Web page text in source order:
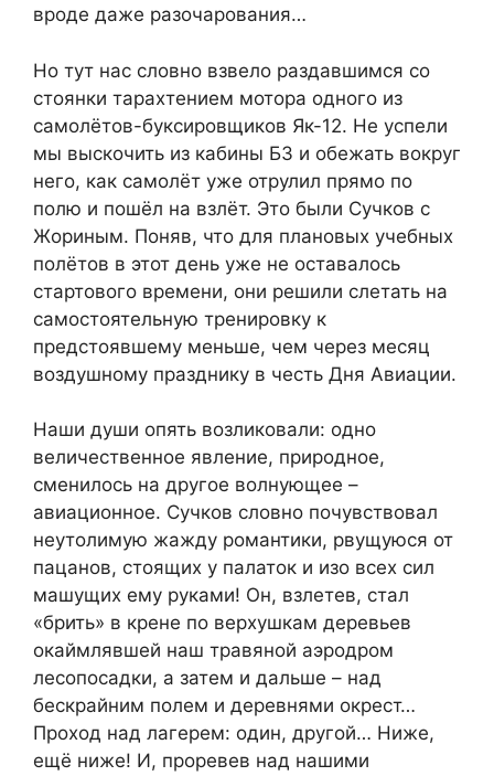
вроде даже разочарования…
Но тут нас словно взвело раздавшимся со
стоянки тарахтением мотора одного из
самолётов-буксировщиков Як-12. Не успели
мы выскочить из кабины БЗ и обежать вокруг
него, как самолёт уже отрулил прямо по
полю и пошёл на взлёт. Это были Сучков с
Жориным. Поняв, что для плановых учебных
полётов в этот день уже не оставалось
стартового времени, они решили слетать на
самостоятельную тренировку к
предстоявшему меньше, чем через месяц
воздушному празднику в честь Дня Авиации.
Наши души опять возликовали: одно
величественное явление, природное,
сменилось на другое волнующее –
авиационное. Сучков словно почувствовал
неутолимую жажду романтики, рвущуюся от
пацанов, стоящих у палаток и изо всех сил
машущих ему руками! Он, взлетев, стал
«брить» в крене по верхушкам деревьев
окаймлявшей наш травяной аэродром
лесопосадки, а затем и дальше – над
бескрайним полем и деревнями окрест…
Проход над лагерем: один, другой… Ниже,
ещё ниже! И, проревев над нашими